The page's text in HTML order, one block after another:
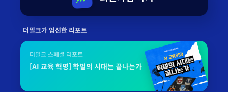
더밀크가 엄선한 리포트
더밀크 스페셜 리포트
[AI 교육 혁명] 학벌의 시대는 끝나는가